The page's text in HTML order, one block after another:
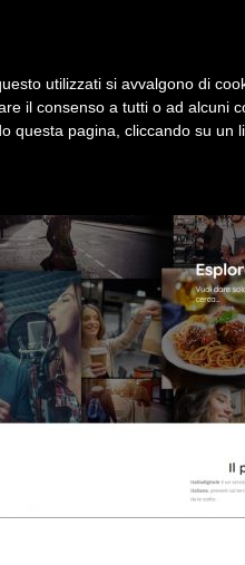
ORGANIZZAZIONE
utilizzati si avvalgono di
il consenso a tutti o ad alcuni
questa pagina, cliccando su